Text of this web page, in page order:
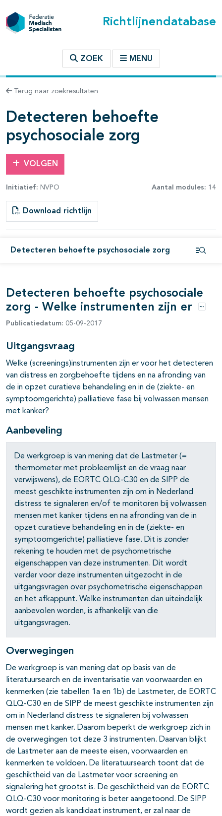
Richtlijnendatabase
ZOEK MENU
Terug naar zoekresultaten
Detecteren behoefte
psychosociale zorg
VOLGEN
Initiatief: NVPO Aantal modules: 14
Download richtlijn
Detecteren behoefte psychosociale zorg
binnen deze richtlijn
open- en dichtklappen
open- en dichtklappen
Detecteren behoefte psychosociale
zorg - Welke instrumenten zijn er
Opties
Publicatiedatum: 05-09-2017
Uitgangsvraag
Welke (screenings)instrumenten zijn er voor het detecteren
van distress en zorgbehoefte tijdens en na afronding van
de in opzet curatieve behandeling en in de (ziekte- en
symptoomgerichte) palliatieve fase bij volwassen mensen
met kanker?
Aanbeveling
De werkgroep is van mening dat de Lastmeter (=
thermometer met probleemlijst en de vraag naar
verwijswens), de EORTC QLQ-C30 en de SIPP de
meest geschikte instrumenten zijn om in Nederland
distress te signaleren en/of te monitoren bij volwassen
mensen met kanker tijdens en na afronding van de in
opzet curatieve behandeling en in de (ziekte- en
symptoomgerichte) palliatieve fase. Dit is zonder
rekening te houden met de psychometrische
eigenschappen van deze instrumenten. Dit wordt
verder voor deze instrumenten uitgezocht in de
uitgangsvragen over psychometrische eigenschappen
en het afkappunt. Welke instrumenten dan uiteindelijk
aanbevolen worden, is afhankelijk van die
uitgangsvragen.
Overwegingen
De werkgroep is van mening dat op basis van de
literatuursearch en de inventarisatie van voorwaarden en
kenmerken (zie tabellen 1a en 1b) de Lastmeter, de EORTC
QLQ-C30 en de SIPP de meest geschikte instrumenten zijn
om in Nederland distress te signaleren bij volwassen
mensen met kanker. Daarom beperkt de werkgroep zich in
de overwegingen tot deze 3 instrumenten. Daarvan blijkt
de Lastmeter aan de meeste eisen, voorwaarden en
kenmerken te voldoen. De literatuursearch toont dat de
geschiktheid van de Lastmeter voor screening en
signalering het grootst is. De geschiktheid van de EORTC
QLQ-C30 voor monitoring is beter aangetoond. De SIPP
wordt gezien als kandidaat instrument, er zal naar de